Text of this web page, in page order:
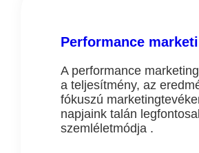
Performance
A performance
a teljesítmény, az
fókuszú
napjaink talán
szemléletmódja .